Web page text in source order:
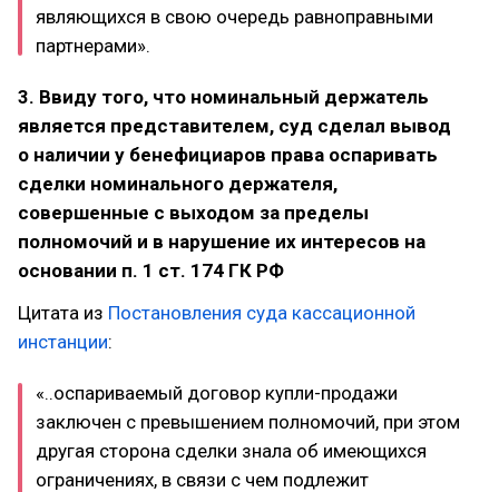
являющихся в свою очередь равноправными
партнерами».
3. Ввиду того, что номинальный держатель
является представителем, суд сделал вывод
о наличии у бенефициаров права оспаривать
сделки номинального держателя,
совершенные с выходом за пределы
полномочий и в нарушение их интересов на
основании п. 1 ст. 174 ГК РФ
Цитата из Постановления суда кассационной
инстанции:
«..оспариваемый договор купли-продажи
заключен с превышением полномочий, при этом
другая сторона сделки знала об имеющихся
ограничениях, в связи с чем подлежит